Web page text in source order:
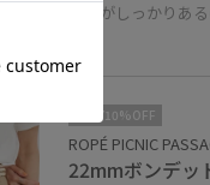
マチがしっかりあ
2BUY10%OFF
ROPÉ PICNIC
22mmボンデッ